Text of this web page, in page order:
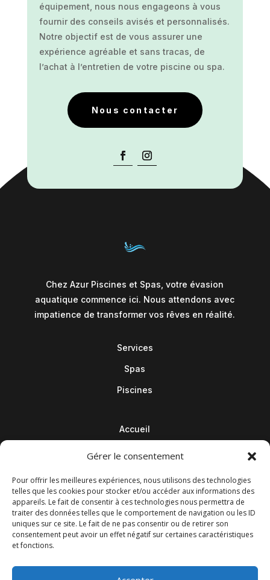
Gérer le consentement
Pour offrir les meilleures expériences, nous utilisons des technologies
telles que les cookies pour stocker et/ou accéder aux informations des
appareils. Le fait de consentir à ces technologies nous permettra de
traiter des données telles que le comportement de navigation ou les ID
uniques sur ce site. Le fait de ne pas consentir ou de retirer son
consentement peut avoir un effet négatif sur certaines caractéristiques
et fonctions.
équipement, nous nous engageons à vous
fournir des conseils avisés et personnalisés.
Notre objectif est de vous assurer une
expérience agréable et sans tracas, de
l’achat à l’entretien de votre piscine ou spa.
Nous contacter
Chez Azur Piscines et Spas, votre évasion
aquatique commence ici. Nous attendons avec
impatience de transformer vos rêves en réalité.
Services
Spas
Piscines
Accueil